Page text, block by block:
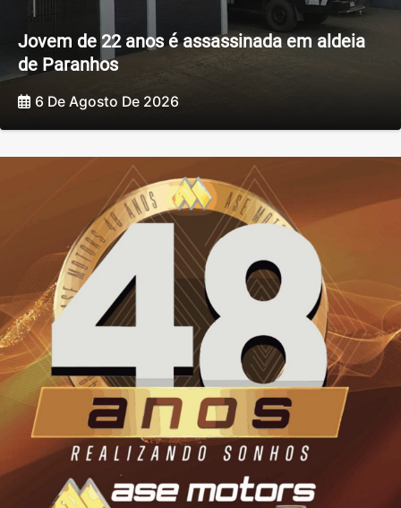
Jovem de 22 anos é assassinada em aldeia
de Paranhos
6 De Agosto De 2026